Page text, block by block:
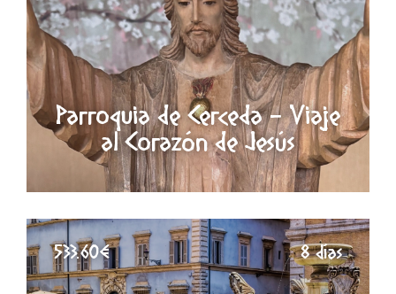
Parroquia de Cerceda - Viaje
al Corazón de Jesús
533.60€ 8 días